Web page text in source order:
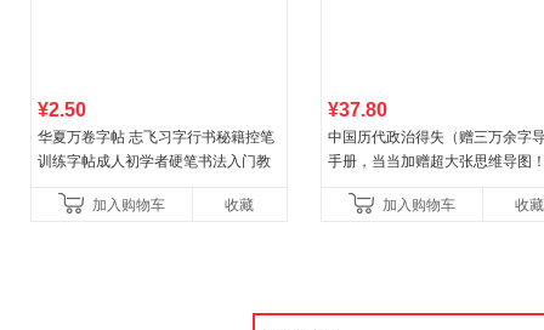
¥2.50
华夏万卷字帖 志飞习字行书秘籍控笔
训练字帖成人初学者硬笔书法入门教
加入购物车 收藏
¥37.80
中国历代政治得失（赠三万余字
手册，当当加赠超大张思维导图
书社最新修订！中学生
加入购物车 收藏